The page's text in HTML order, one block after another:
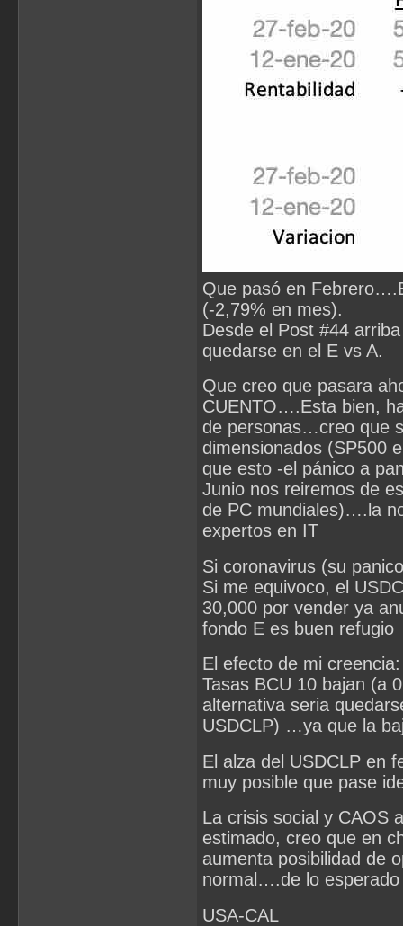
Que pasó en
(-2,79% en mes).
Desde el Post #44
quedarse en el E vs A.
Que creo que pasara
CUENTO….Esta bien,
de personas…creo que
dimensionados (SP500
que esto -el pánico a
Junio nos reiremos de
de PC mundiales)….la
expertos en IT
Si coronavirus (su
Si me equivoco, el
30,000 por vender ya
fondo E es buen refugio
El efecto de mi
Tasas BCU 10 bajan (a
alternativa seria
USDCLP) …ya que la
El alza del USDCLP en
muy posible que pase
La crisis social y CAOS
estimado, creo que en
aumenta posibilidad de
normal….de lo esperado
USA-CAL